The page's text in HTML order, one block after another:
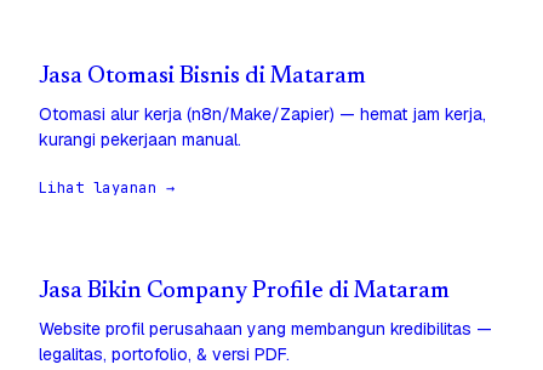
Jasa Otomasi Bisnis di Mataram
Otomasi alur kerja (n8n/Make/Zapier) — hemat jam kerja,
kurangi pekerjaan manual.
Lihat layanan →
Jasa Bikin Company Profile di Mataram
Website profil perusahaan yang membangun kredibilitas —
legalitas, portofolio, & versi PDF.